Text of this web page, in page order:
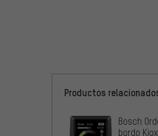
Productos
Bosch
bordo